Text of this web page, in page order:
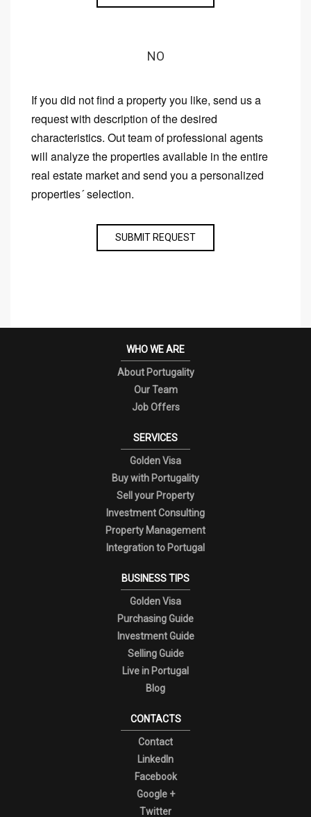
NO
If you did not find a property you like, send us a
request with description of the desired
characteristics. Out team of professional agents
will analyze the properties available in the entire
real estate market and send you a personalized
properties´ selection.
SUBMIT REQUEST
WHO WE ARE
About Portugality
Our Team
Job Offers
SERVICES
Golden Visa
Buy with Portugality
Sell your Property
Investment Consulting
Property Management
Integration to Portugal
BUSINESS TIPS
Golden Visa
Purchasing Guide
Investment Guide
Selling Guide
Live in Portugal
Blog
CONTACTS
Contact
LinkedIn
Facebook
Google +
Twitter